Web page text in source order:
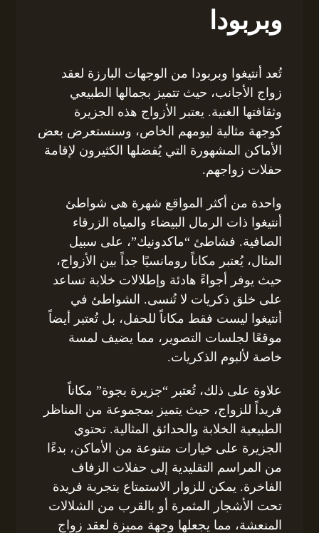
وبربودا
تُعد أنتيغوا وبربودا من الوجهات البارزة لعقد
زواج الأجانب، حيث تتميز بجمالها الطبيعي
وثقافتها الغنية. يعتبر الأزواج هذه الجزيرة
كوجهة مثالية ليومهم الخاص، وسنستعرض بعض
الأماكن المشهورة التي يُفضلها الكثيرون لإقامة
حفلات زواجهم.
واحدة من أكثر المواقع شهرة هي شواطئ
أنتيغوا ذات الرمال البيضاء والمياه الزرقاء
الصافية. فشاطئ “ماكدونيك”، على سبيل
المثال، يُعتبر مكاناً رومانسيًا جداً بين الأزواج،
حيث يوفر أجواءً هادئة وإطلالات خلابة تساعد
على خلق ذكريات لا تُنسى. الشواطئ في
أنتيغوا ليست فقط مكاناً للحفل، بل تُعتبر أيضاً
موقعًا لجلسات التصوير، مما يضيف لمسة
خاصة لألبوم الذكريات.
علاوة على ذلك، تُعتبر “جزيرة بجوة” مكاناً
فريداً للزواج، حيث يتميز بمجموعة من المناظر
الطبيعية الخلابة والحدائق المثالية. تحتوي
الجزيرة على خيارات متنوعة من الأماكن، بدءًا
من المراسم التقليدية إلى حفلات الزفاف
الفاخرة. يمكن للزوار الاستمتاع بتجربة فريدة
تحت الأشجار المثمرة أو بالقرب من الشلالات
المنعشة، مما يجعلها وجهة مميزة لعقد زواج